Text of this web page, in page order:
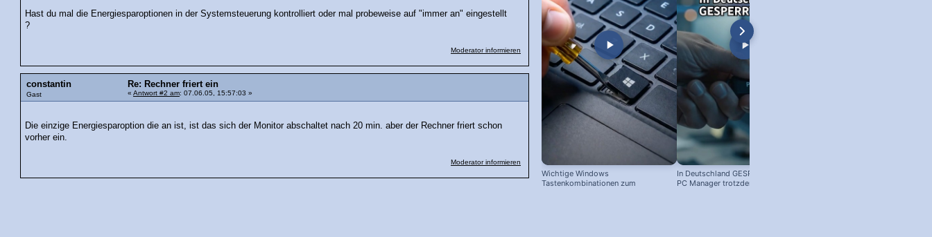
Hast du mal die Energiesparoptionen in der Systemsteuerung kontrolliert oder mal probeweise auf "immer an" eingestellt
?
Moderator informieren
constantin
Gast
Re: Rechner friert ein
« Antwort #2 am: 07.06.05, 15:57:03 »
Die einzige Energiesparoption die an ist, ist das sich der Monitor abschaltet nach 20 min. aber der Rechner friert schon
vorher ein.
Moderator informieren
Wichtige Windows
Tastenkombinationen zum
In Deutschland GESPERRT: Microsoft
PC Manager trotzdem installieren